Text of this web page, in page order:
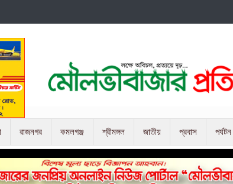
রাজনগর কমলগঞ্জ শ্রীমঙ্গল জাতীয় প্রবাস পর্যটন